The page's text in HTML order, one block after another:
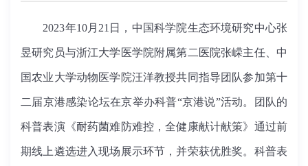
2023年10月21日，中国科学院生态环境研究中心张
昱研究员与浙江大学医学院附属第二医院张嵘主任、中
国农业大学动物医学院汪洋教授共同指导团队参加第十
二届京港感染论坛在京举办科普“京港说”活动。团队的
科普表演《耐药菌难防难控，全健康献计献策》通过前
期线上遴选进入现场展示环节，并荣获优胜奖。科普表